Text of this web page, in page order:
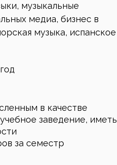
музыкальные
медиа, бизнес в
музыка, испанское
в качестве
заведение, иметь
за семестр